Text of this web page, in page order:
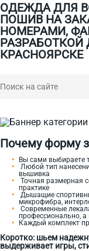
ОДЕЖДА ДЛЯ
ПОШИВ НА
НОМЕРАМИ,
РАЗРАБОТКОЙ
КРАСНОЯРСКЕ
Почему форму
Вы сами выбираете
Любой тип
вышивка
Точная размерная
практике
Дышащие
микрофибра,
Современные
профессионально, а
Каждый комплект
Коротко: шьем
выдерживает игры,